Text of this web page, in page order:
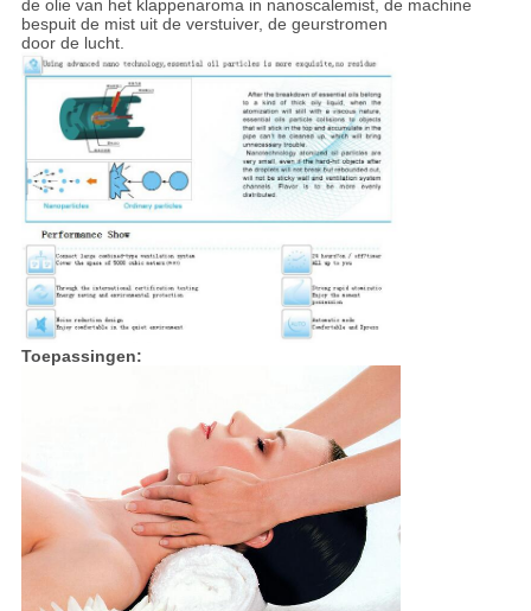
de olie van het klappenaroma in nanoscalemist, de machine
bespuit de mist uit de verstuiver, de geurstromen
door de lucht.
Toepassingen: